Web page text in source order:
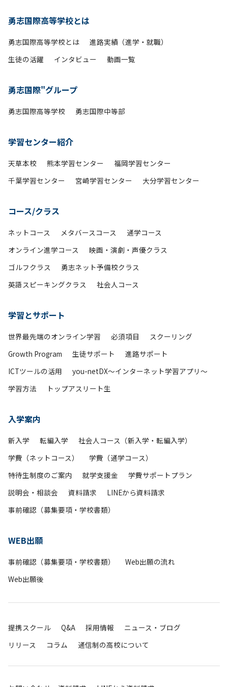
勇志国際高等学校とは
勇志国際高等学校とは
進路実績（進学・就職）
生徒の活躍
インタビュー 動画一覧
勇志国際"グループ
勇志国際高等学校 勇志国際中等部
学習センター紹介
天草本校 熊本学習センター
福岡学習センター
千葉学習センター
宮崎学習センター 大分学習センター
コース/クラス
ネットコース メタバースコース
通学コース
オンライン進学コース
映画・演劇・声優クラス
ゴルフクラス
勇志ネット予備校クラス
英語スピーキングクラス
社会人コース
学習とサポート
世界最先端のオンライン学習 必須項目
スクーリング
Growth Program
生徒サポート
進路サポート
ICTツールの活用
you-netDX～インターネット学習アプリ～
学習方法
トップアスリート生
入学案内
新入学 転編入学
社会人コース（新入学・転編入学）
学費（ネットコース）
学費（通学コース）
特待生制度のご案内
就学支援金
学費サポートプラン
説明会・相談会
資料請求
LINEから資料請求
事前確認（募集要項・学校書類）
WEB出願
事前確認（募集要項・学校書類）
Web出願の流れ
Web出願後
提携スクール Q&A 採用情報
ニュース・ブログ
リリース
コラム 通信制の高校について